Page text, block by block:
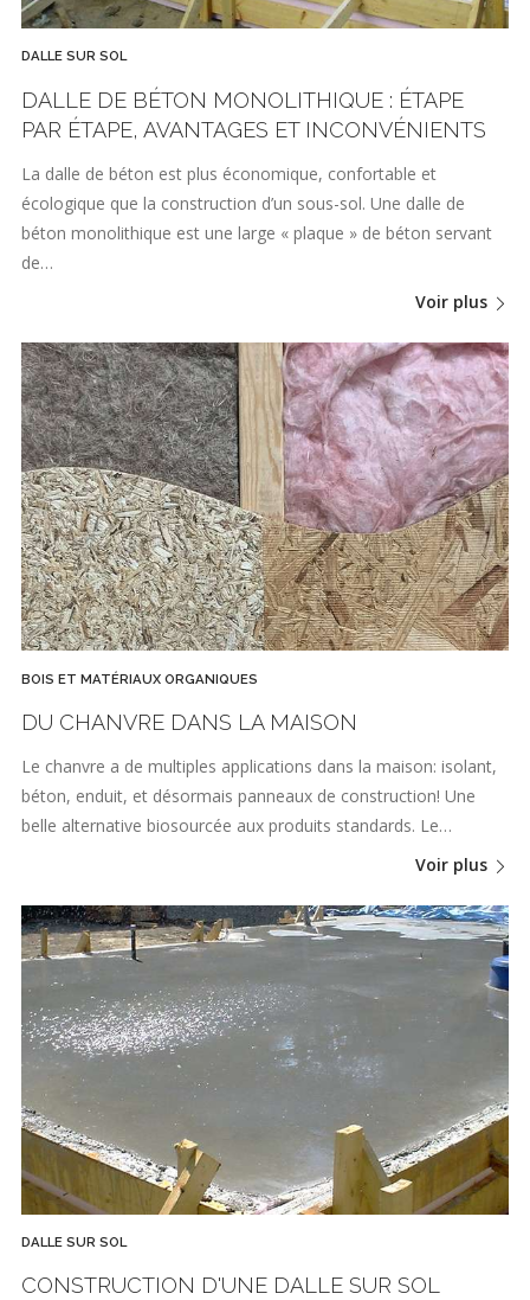
DALLE SUR SOL
DALLE DE BÉTON MONOLITHIQUE : ÉTAPE
PAR ÉTAPE, AVANTAGES ET INCONVÉNIENTS
La dalle de béton est plus économique, confortable et
écologique que la construction d’un sous-sol. Une dalle de
béton monolithique est une large « plaque » de béton servant
de…
Voir plus
BOIS ET MATÉRIAUX ORGANIQUES
DU CHANVRE DANS LA MAISON
Le chanvre a de multiples applications dans la maison: isolant,
béton, enduit, et désormais panneaux de construction! Une
belle alternative biosourcée aux produits standards. Le…
Voir plus
DALLE SUR SOL
CONSTRUCTION D'UNE DALLE SUR SOL